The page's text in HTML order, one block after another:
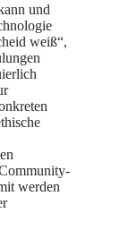
und
weiß“,
werden